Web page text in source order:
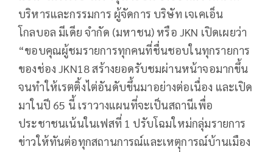
บริหารและกรรมการ ผู้จัดการ บริษัท เจเคเอ็น
โกลบอล มีเดีย จำกัด (มหาชน) หรือ JKN เปิดเผยว่า
“ขอบคุณผู้ชมรายการทุกคนที่ชื่นชอบในทุกรายการ
ของช่อง JKN18 สร้างยอดรับชมผ่านหน้าจอมากขึ้น
จนทำให้เรตติ้งไต่อันดับขึ้นมาอย่างต่อเนื่อง และเปิด
มาในปี 65 นี้ เราวางแผนที่จะเป็นสถานีเพื่อ
ประชาชนเน้นในเฟสที่ 1 ปรับโฉมใหม่กลุ่มรายการ
ข่าวให้ทันต่อทุกสถานการณ์และเหตุการณ์บ้านเมือง